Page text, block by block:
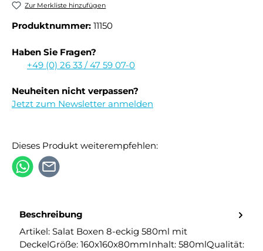
Zur Merkliste hinzufügen
Produktnummer: 11150
Haben Sie Fragen?
+49 (0) 26 33 / 47 59 07-0
Neuheiten nicht verpassen?
Jetzt zum Newsletter anmelden
Dieses Produkt weiterempfehlen:
Beschreibung
Artikel: Salat Boxen 8-eckig 580ml mit
DeckelGröße: 160x160x80mmInhalt: 580mlQualität: